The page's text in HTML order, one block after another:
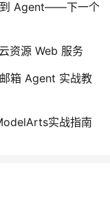
到 Agent——下一个
资源 Web 服务
箱 Agent 实战教
实战指南